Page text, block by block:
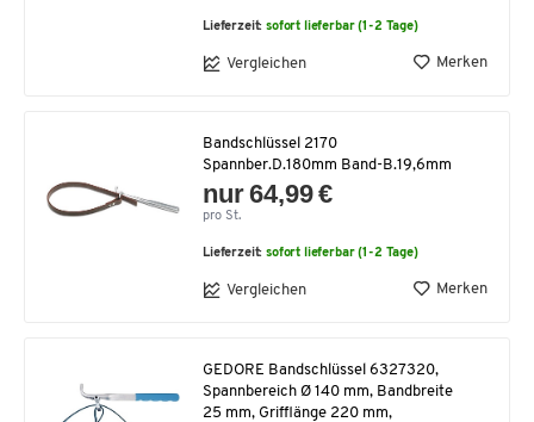
Lieferzeit:sofort lieferbar (1-2 Tage)
Vergleichen Merken
Bandschlüssel 2170
Spannber.D.180mm Band-B.19,6mm
nur 64,99 €
pro St.
Lieferzeit:sofort lieferbar (1-2 Tage)
Vergleichen Merken
GEDORE Bandschlüssel 6327320,
Spannbereich Ø 140 mm, Bandbreite
25 mm, Grifflänge 220 mm,